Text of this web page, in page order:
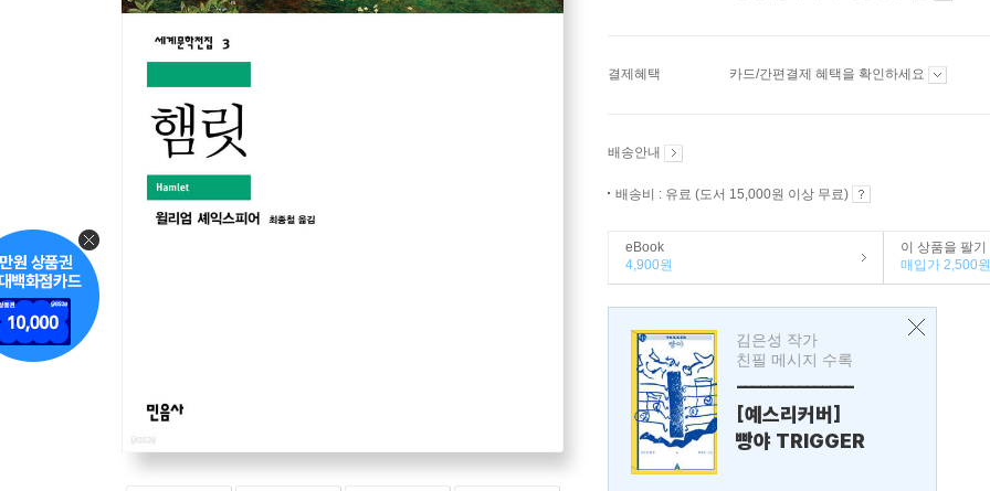
결제혜택 카드/간편결제 혜택을 확인하세요
배송안내
배송비 : 유료 (도서 15,000원 이상 무료)
eBook
4,900원
이 상품을 팔기
매입가 2,500원
김은성 작가
친필 메시지 수록
---------------
[예스리커버]
빵야 TRIGGER